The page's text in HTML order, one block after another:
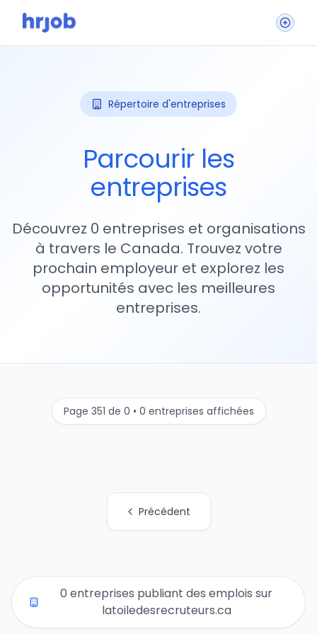
Répertoire d'entreprises
Parcourir les
entreprises
Découvrez 0 entreprises et organisations
à travers le Canada. Trouvez votre
prochain employeur et explorez les
opportunités avec les meilleures
entreprises.
Page 351 de 0 • 0 entreprises affichées
Précédent
0 entreprises publiant des emplois sur
latoiledesrecruteurs.ca